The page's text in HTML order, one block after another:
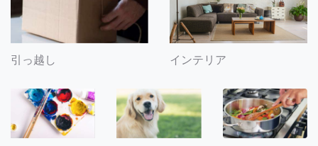
引っ越し インテリア